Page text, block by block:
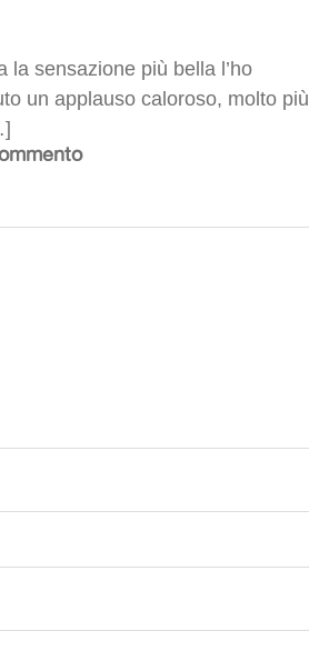
sensazione più bella l’ho
un applauso caloroso, molto più